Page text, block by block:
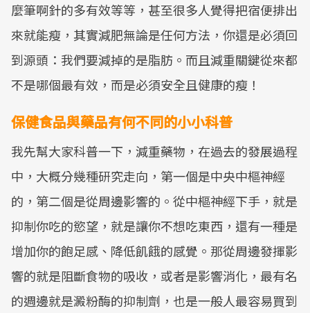
麼筆啊針的多有效等等，甚至很多人覺得把宿便排出
來就能瘦，其實減肥無論是任何方法，你還是必須回
到源頭：我們要減掉的是脂肪。而且減重關鍵從來都
不是哪個最有效，而是必須安全且健康的瘦！
保健食品與藥品有何不同的小小科普
我先幫大家科普一下，減重藥物，在過去的發展過程
中，大概分幾種研究走向，第一個是中央中樞神經
的，第二個是從周邊影響的。從中樞神經下手，就是
抑制你吃的慾望，就是讓你不想吃東西，還有一種是
增加你的飽足感、降低飢餓的感覺。那從周邊發揮影
響的就是阻斷食物的吸收，或者是影響消化，最有名
的週邊就是澱粉酶的抑制劑，也是一般人最容易買到